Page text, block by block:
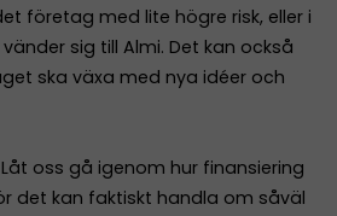
företag med lite högre risk, eller i
sig till Almi. Det kan också
ska växa med nya idéer och
oss gå igenom hur finansiering
det kan faktiskt handla om såväl